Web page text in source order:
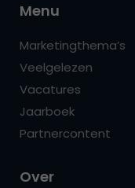
Menu
Marketingthema’s
Veelgelezen
Vacatures
Jaarboek
Partnercontent
Over